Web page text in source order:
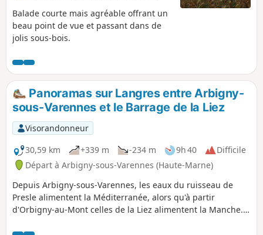
Balade courte mais agréable offrant un
beau point de vue et passant dans de
jolis sous-bois.
Panoramas sur Langres entre Arbigny-
sous-Varennes et le Barrage de la Liez
Visorandonneur
30,59 km
+339 m -234 m 9h 40
Difficile
Départ à Arbigny-sous-Varennes (Haute-Marne)
Depuis Arbigny-sous-Varennes, les eaux du ruisseau de
Presle alimentent la Méditerranée, alors qu'à partir
d'Orbigny-au-Mont celles de la Liez alimentent la Manche.